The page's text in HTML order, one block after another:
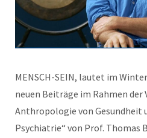
MENSCH-SEIN, lautet im
neuen Beiträge im Rahmen der
Anthropologie von Gesundheit
Psychiatrie“ von Prof. Thomas